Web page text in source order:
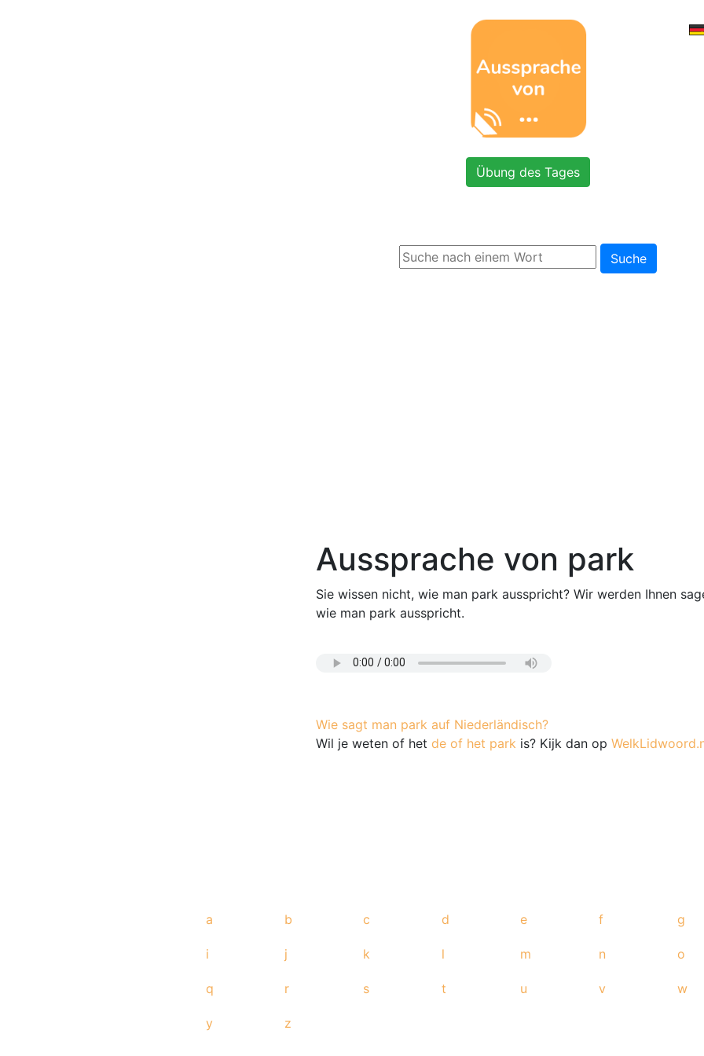
Übung des Tages
Suche
Aussprache von park
Sie wissen nicht, wie man park ausspricht? Wir werden Ihnen
wie man park ausspricht.
Wie sagt man park auf Niederländisch?
Wil je weten of het de of het park is? Kijk dan op
a b c d e f g
i j k l m n o
q r s t u v w
y z